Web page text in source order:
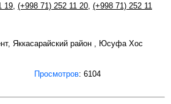
19 (+998 71) 252 11 20 (+998 71) 252 11
Яккасарайский район , Юсуфа Хос
Просмотров: 6104